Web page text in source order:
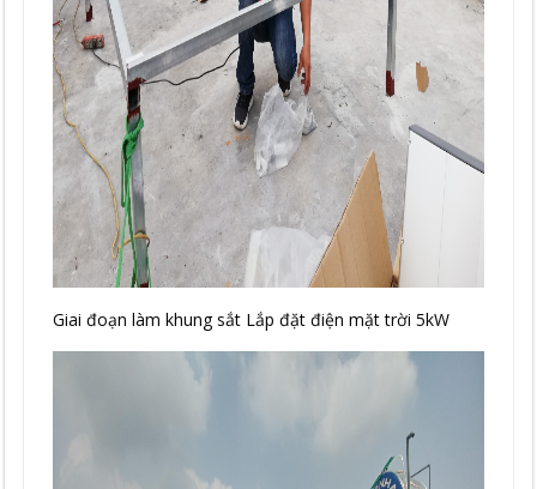
Giai đoạn làm khung sắt Lắp đặt điện mặt trời 5kW